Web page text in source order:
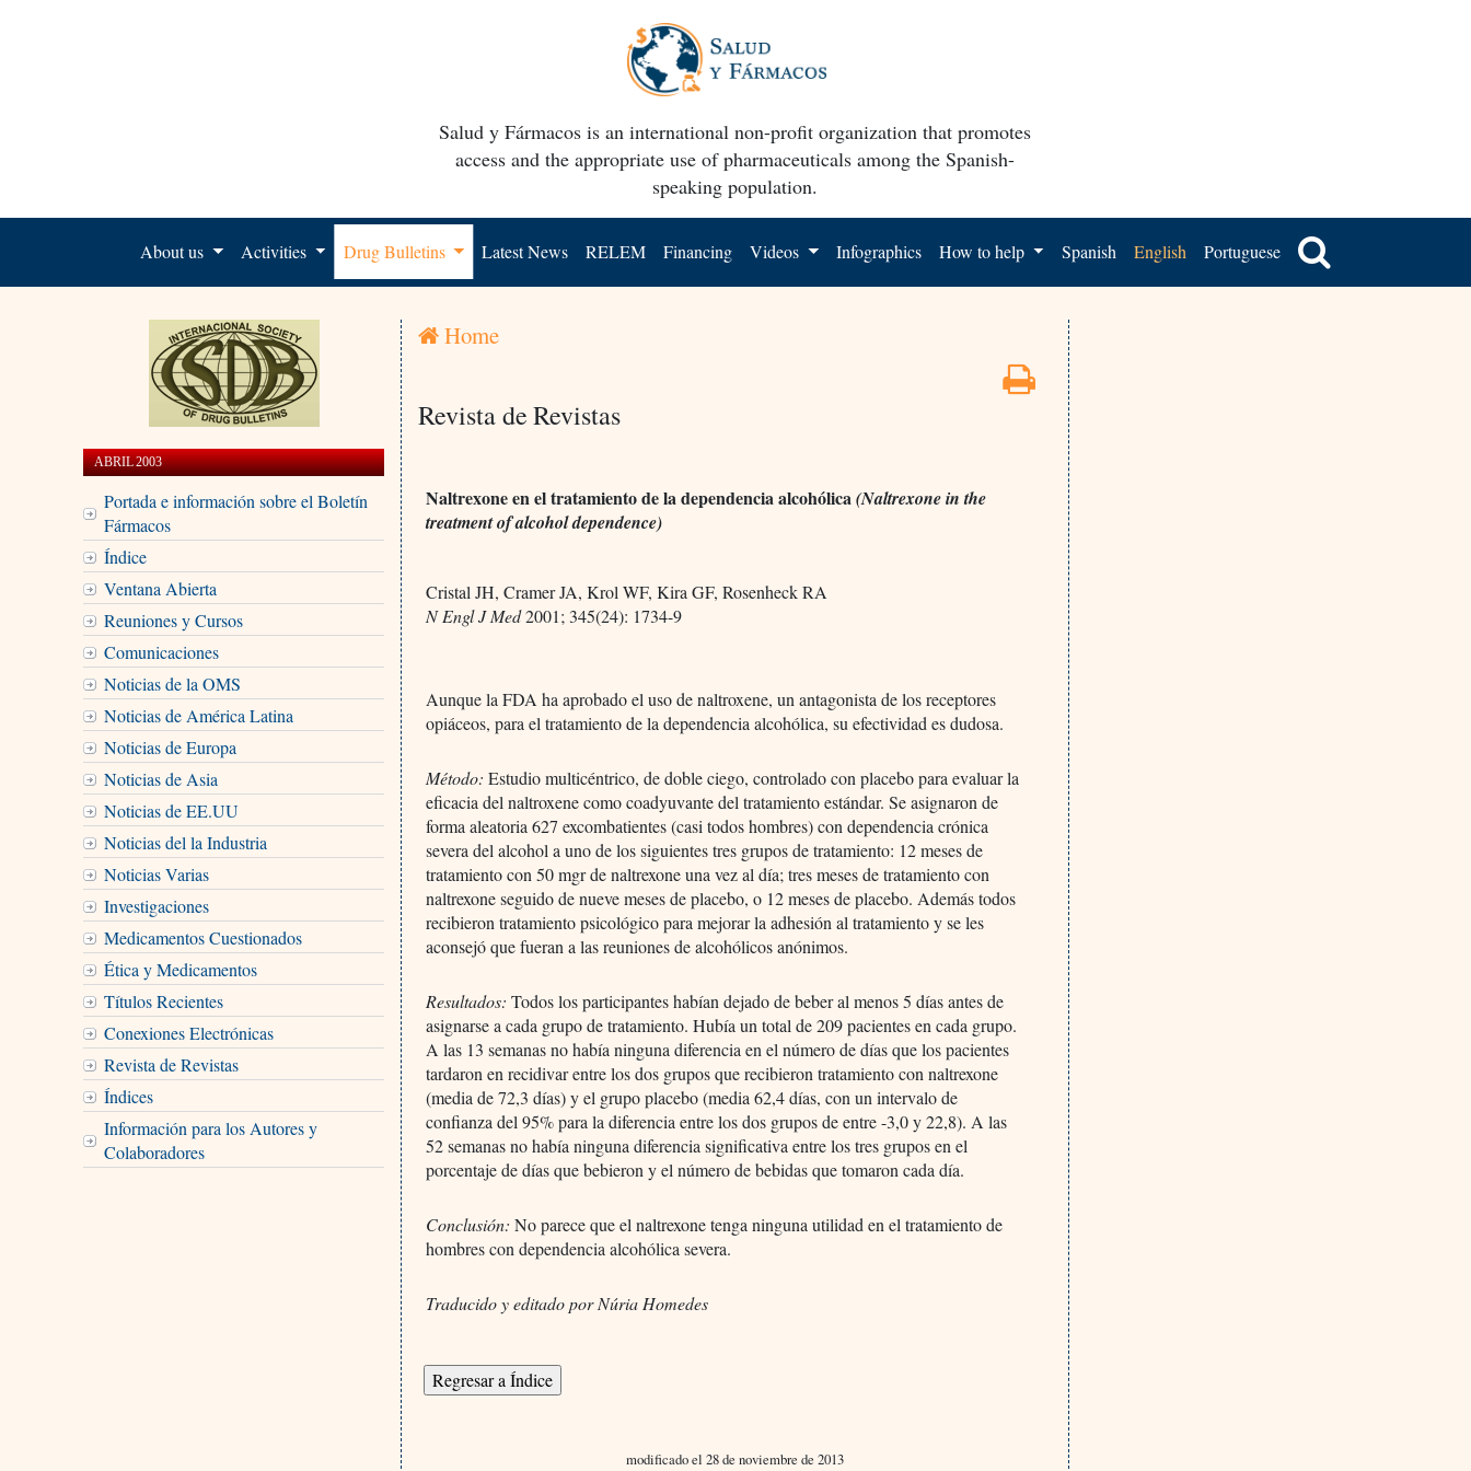
Salud y Fármacos is an international non-profit organization that promotes
access and the appropriate use of pharmaceuticals among the Spanish-
speaking population.
About us Activities Drug Bulletins Latest News RELEM Financing Videos Infographics How to help Spanish English Portuguese
ABRIL 2003
Portada e información sobre el Boletín
Fármacos
Índice
Ventana Abierta
Reuniones y Cursos
Comunicaciones
Noticias de la OMS
Noticias de América Latina
Noticias de Europa
Noticias de Asia
Noticias de EE.UU
Noticias del la Industria
Noticias Varias
Investigaciones
Medicamentos Cuestionados
Ética y Medicamentos
Títulos Recientes
Conexiones Electrónicas
Revista de Revistas
Índices
Información para los Autores y
Colaboradores
Home
Revista de Revistas
Naltrexone en el tratamiento de la dependencia alcohólica(Naltrexone in the
treatment of alcohol dependence)
Cristal JH, Cramer JA, Krol WF, Kira GF, Rosenheck RA
N Engl J Med2001; 345(24): 1734-9
Aunque la FDA ha aprobado el uso de naltroxene, un antagonista de los receptores
opiáceos, para el tratamiento de la dependencia alcohólica, su efectividad es dudosa.
Método:Estudio multicéntrico, de doble ciego, controlado con placebo para evaluar la
eficacia del naltroxene como coadyuvante del tratamiento estándar. Se asignaron de
forma aleatoria 627 excombatientes (casi todos hombres) con dependencia crónica
severa del alcohol a uno de los siguientes tres grupos de tratamiento: 12 meses de
tratamiento con 50 mgr de naltrexone una vez al día; tres meses de tratamiento con
naltrexone seguido de nueve meses de placebo, o 12 meses de placebo. Además todos
recibieron tratamiento psicológico para mejorar la adhesión al tratamiento y se les
aconsejó que fueran a las reuniones de alcohólicos anónimos.
Resultados:Todos los participantes habían dejado de beber al menos 5 días antes de
asignarse a cada grupo de tratamiento. Hubía un total de 209 pacientes en cada grupo.
A las 13 semanas no había ninguna diferencia en el número de días que los pacientes
tardaron en recidivar entre los dos grupos que recibieron tratamiento con naltrexone
(media de 72,3 días) y el grupo placebo (media 62,4 días, con un intervalo de
confianza del 95% para la diferencia entre los dos grupos de entre -3,0 y 22,8). A las
52 semanas no había ninguna diferencia significativa entre los tres grupos en el
porcentaje de días que bebieron y el número de bebidas que tomaron cada día.
Conclusión:No parece que el naltrexone tenga ninguna utilidad en el tratamiento de
hombres con dependencia alcohólica severa.
Traducido y editado por Núria Homedes
modificado el 28 de noviembre de 2013